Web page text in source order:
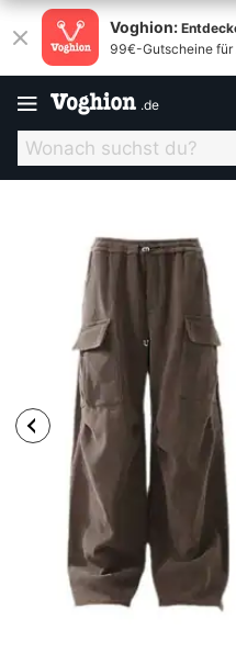
Voghion:
en
99€-Gutscheine
.de